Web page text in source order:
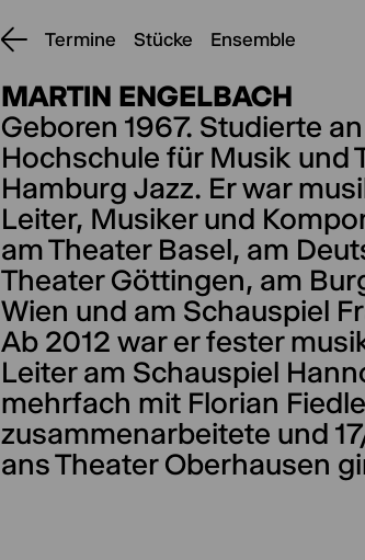
Termine Stücke Ensemble
MARTIN ENGELBACH
Geboren 1967. Studierte
Hochschule für Musik und
Hamburg Jazz. Er war
Leiter, Musiker und
am Theater Basel, am
Theater Göttingen, am
Wien und am Schauspiel
Ab 2012 war er fester
Leiter am Schauspiel
mehrfach mit Florian
zusammenarbeitete und
ans Theater Oberhausen